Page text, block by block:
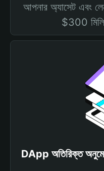
আপনার অ্যাসেট এবং
$300
DApp অতিরিক্ত